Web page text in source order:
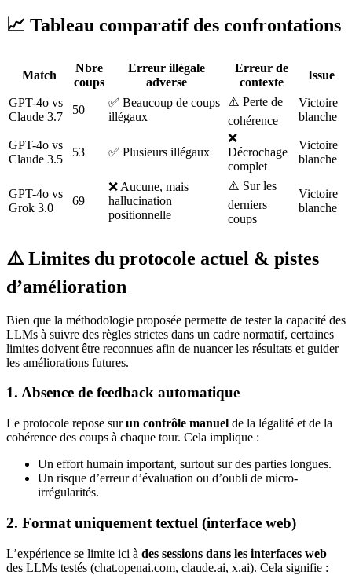
📈 Tableau comparatif des confrontations
Match
Nbre
coups
Erreur illégale
adverse
Erreur de
contexte
Issue
GPT-4o vs
Claude 3.7
50
✅ Beaucoup de coups
illégaux
⚠️ Perte de
cohérence
Victoire
blanche
GPT-4o vs
Claude 3.5
53 ✅ Plusieurs illégaux
❌
Décrochage
complet
Victoire
blanche
GPT-4o vs
Grok 3.0
69
❌ Aucune, mais
hallucination
positionnelle
⚠️ Sur les
derniers
coups
Victoire
blanche
⚠️ Limites du protocole actuel & pistes
d’amélioration
Bien que la méthodologie proposée permette de tester la capacité des
LLMs à suivre des règles strictes dans un cadre normatif, certaines
limites doivent être reconnues afin de nuancer les résultats et guider
les améliorations futures.
1. Absence de feedback automatique
Le protocole repose surun contrôle manuel de la légalité et de la
cohérence des coups à chaque tour. Cela implique :
Un effort humain important, surtout sur des parties longues.
Un risque d’erreur d’évaluation ou d’oubli de micro-
irrégularités.
2. Format uniquement textuel (interface web)
L’expérience se limite ici à des sessions dans les interfaces web
des LLMs testés (chat.openai.com, claude.ai, x.ai). Cela signifie :